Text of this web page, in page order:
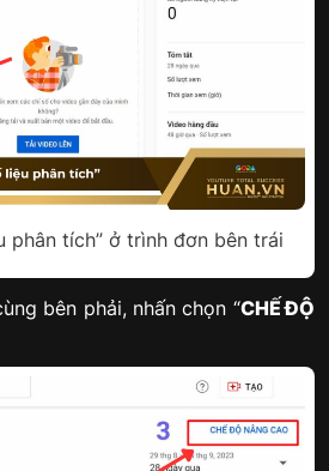
phân tích” ở trình đơn bên trái
bên phải, nhấn chọn “CHẾ ĐỘ